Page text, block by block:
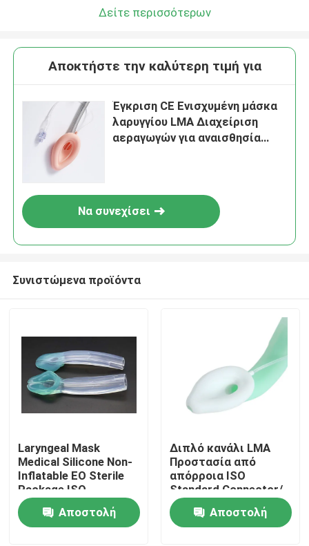
Αρχική Σελίδα
Προϊόντα
Δείτε περισσότερων
Αποκτήστε την καλύτερη τιμή για
Έγκριση CE Ενισχυμένη μάσκα
λαρυγγίου LMA Διαχείριση
αεραγωγών για αναισθησία
Να συνεχίσει
Συνιστώμενα προϊόντα
Laryngeal Mask
Medical Silicone Non-
Inflatable EO Sterile
Package ISO
Certificated
Αποστολή
Διπλό κανάλι LMA
Προστασία από
απόρροια ISO
Standard Connector/
Medical Silicone
Structure/ CE ISO
Αποστολή